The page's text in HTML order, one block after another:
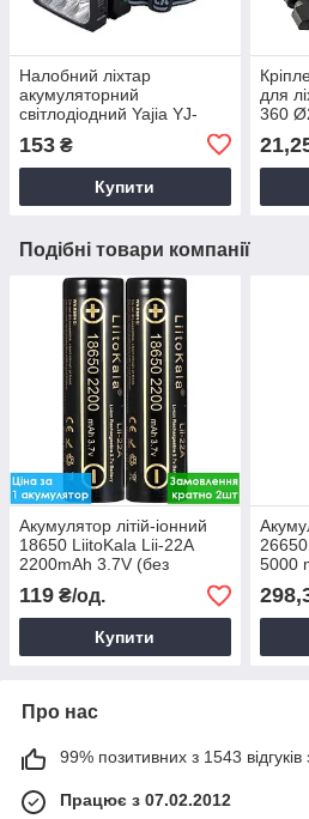
Налобний ліхтар
акумуляторний
світлодіодний Yajia YJ-
1837-12LED Ліхтарик на
голову
153 ₴
Купити
для
360
Подібні товари компанії
Акумулятор літій-іонний
18650 LiitoKala Lii-22A
2200mAh 3.7V (без
захисту)
119 ₴/од.
Купити
5000
Про нас
99% позитивних з 1543 відгуків
Працює з 07.02.2012